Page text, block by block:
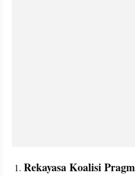
Rekayasa Koalisi